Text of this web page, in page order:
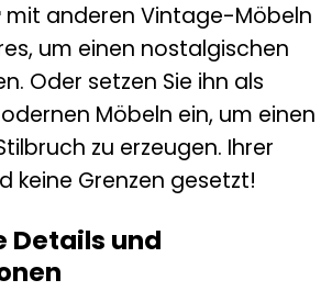
mit anderen Vintage-Möbeln
um einen nostalgischen
Oder setzen Sie ihn als
Möbeln ein, um einen
zu erzeugen. Ihrer
keine Grenzen gesetzt!
Details und